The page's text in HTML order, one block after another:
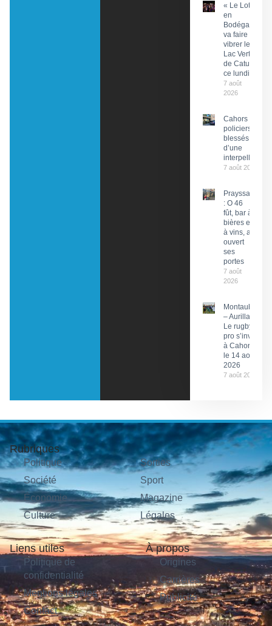
« Le Lot
en
Bodéga »
va faire
vibrer le
Lac Vert
de Catus
ce lundi
7 août
2026
Cahors : Des
policiers
blessés lors
d’une
interpellation
7 août 2026
Prayssac
: O 46
fût, bar à
bières et
à vins, a
ouvert
ses
portes
7 août
2026
Montauban
– Aurillac :
Le rugby
pro s’invite
à Cahors
le 14 août
2026
7 août 2026
Rubriques
Politique
Société
Économie
Culture
Sorties
Sport
Magazine
Légales
Liens utiles
Politique de
confidentialité
Mentions légales
Contact
À propos
Origines
Carrières
Publicité